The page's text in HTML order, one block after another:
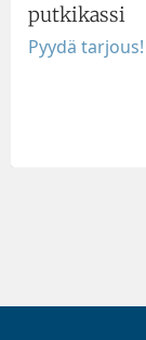
putkikassi
Pyydä tarjous!